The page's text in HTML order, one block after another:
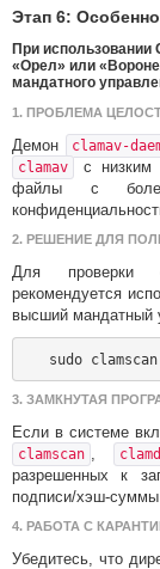
Этап 6:
При использовании
«Орел» или
мандатного
1. ПРОБЛЕМА
Демон clamav-
clamav с низким
файлы с
2. РЕШЕНИЕ ДЛЯ
Для проверки
рекомендуется
высший мандатный
3. ЗАМКНУТАЯ
Если в системе
clamscan ,
разрешенных к
подписи/хэш-суммы
4. РАБОТА С
Убедитесь, что